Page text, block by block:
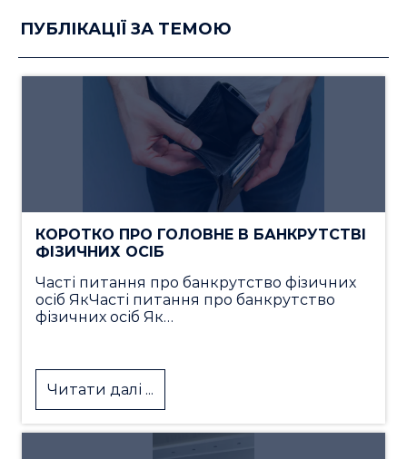
ПУБЛІКАЦІЇ ЗА ТЕМОЮ
КОРОТКО ПРО ГОЛОВНЕ В БАНКРУТСТВІ
ФІЗИЧНИХ ОСІБ
Часті питання про банкрутство фізичних
осіб ЯкЧасті питання про банкрутство
фізичних осіб Як…
Читати далі ...